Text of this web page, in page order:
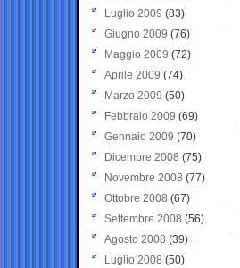
Luglio 2009 (83)
Giugno 2009 (76)
Maggio 2009 (72)
Aprile 2009 (74)
Marzo 2009 (50)
Febbraio 2009 (69)
Gennaio 2009 (70)
Dicembre 2008 (75)
Novembre 2008 (77)
Ottobre 2008 (67)
Settembre 2008 (56)
Agosto 2008 (39)
Luglio 2008 (50)